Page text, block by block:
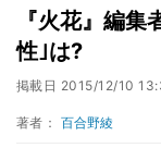
『火花』編
性｣は?
掲載日 2015/12/10
著者： 百合野綾